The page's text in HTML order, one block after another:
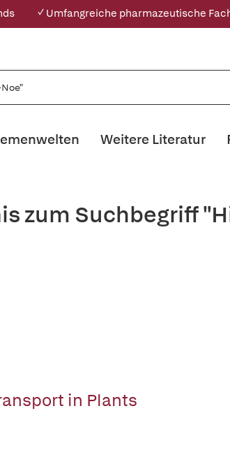
✓ Umfangreiche pharmazeutische
Weitere Literatur
zum Suchbegriff
in Plants